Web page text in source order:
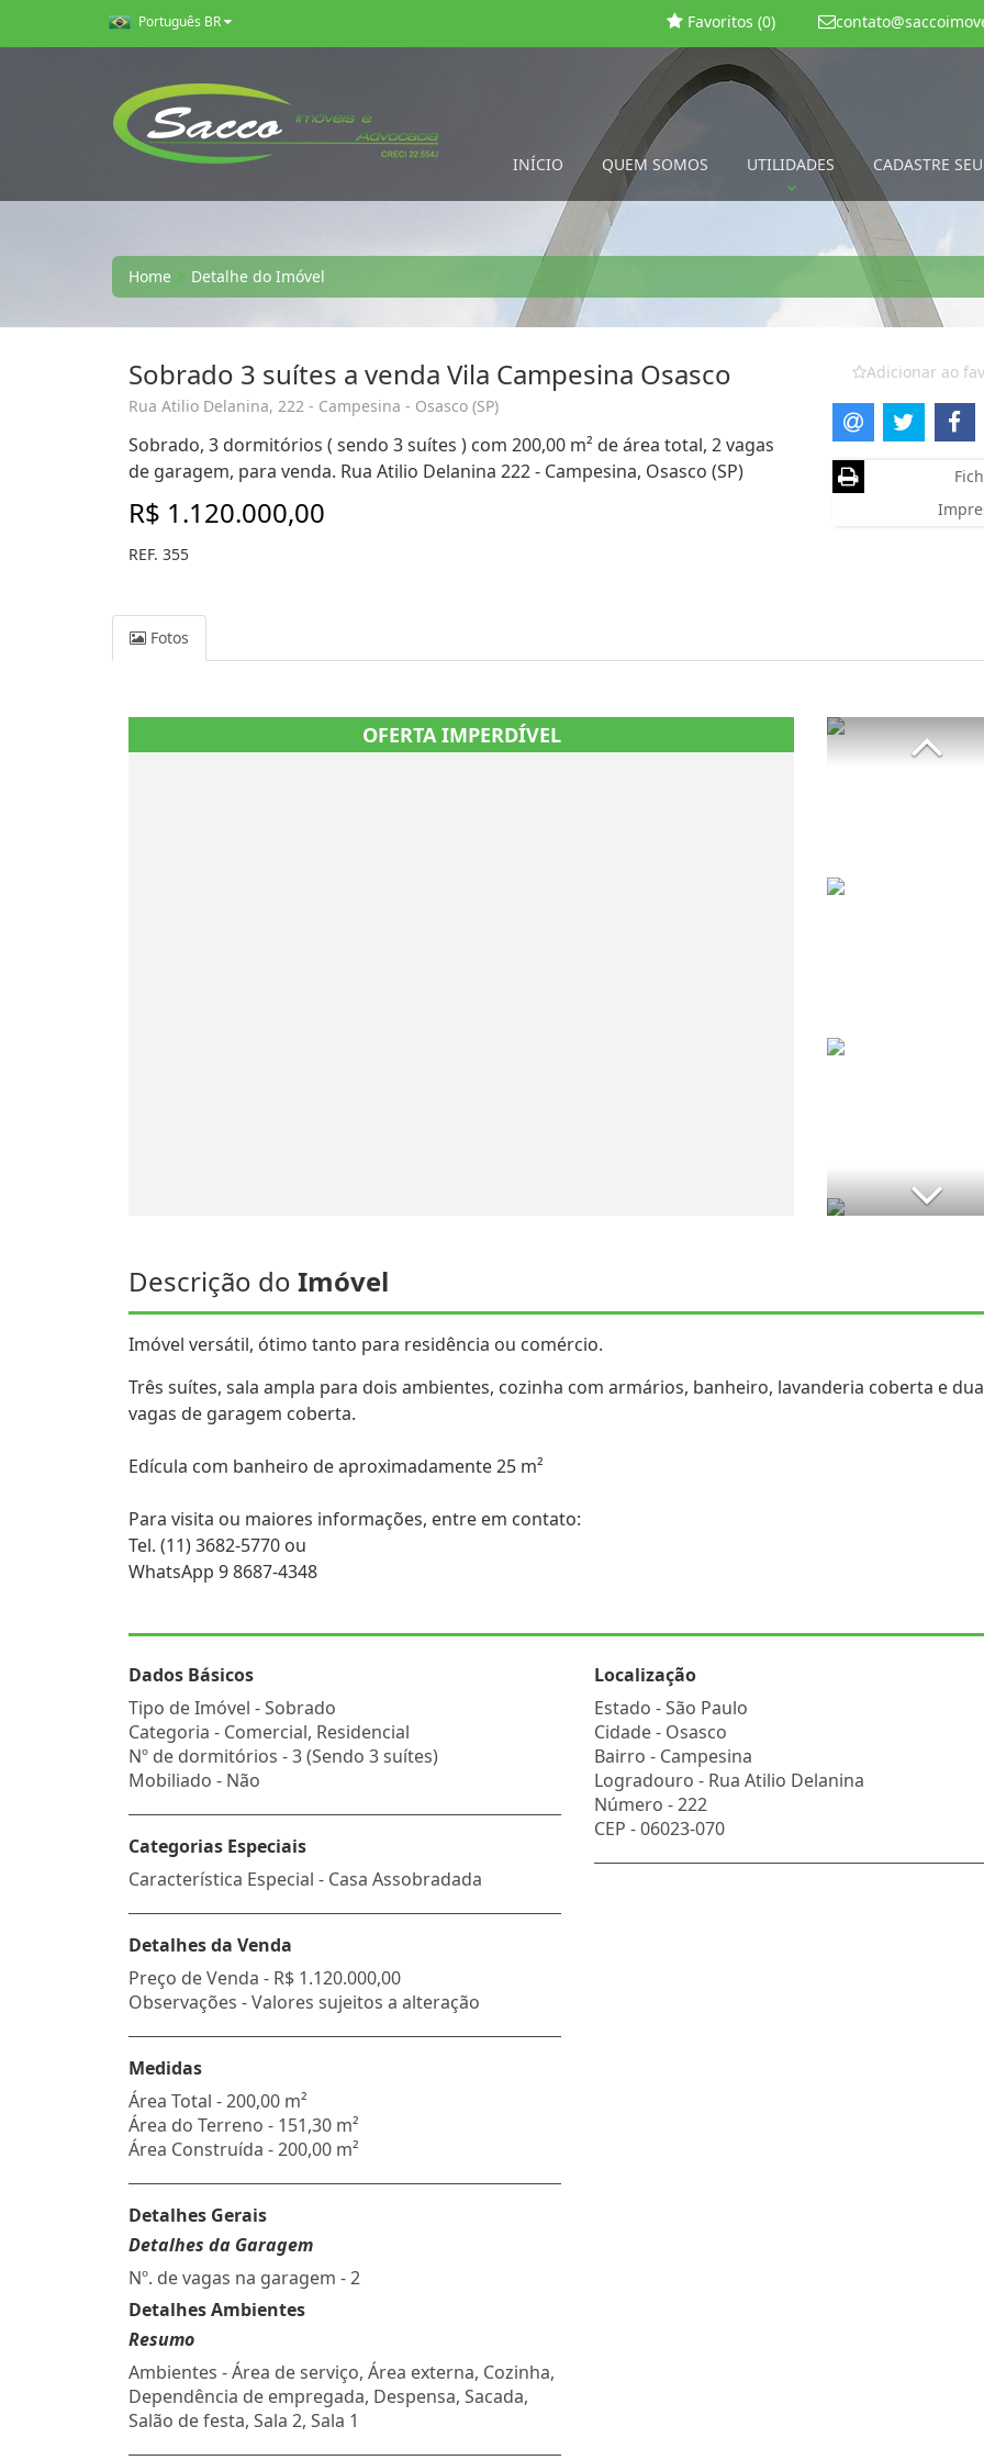
Português BR Favoritos (0)
INÍCIO QUEM SOMOS UTILIDADES CADASTRE
Home Detalhe do Imóvel
Sobrado 3 suítes a venda Vila Campesina Osasco
Rua Atilio Delanina, 222 - Campesina - Osasco (SP)
Sobrado, 3 dormitórios ( sendo 3 suítes ) com 200,00 m² de área total, 2 vagas
de garagem, para venda. Rua Atilio Delanina 222 - Campesina, Osasco (SP)
R$ 1.120.000,00
REF. 355
Adicionar ao
Fotos
Descrição do Imóvel
Imóvel versátil, ótimo tanto para residência ou comércio.
Três suítes, sala ampla para dois ambientes, cozinha com armários, banheiro, lavanderia coberta e
vagas de garagem coberta.
Edícula com banheiro de aproximadamente 25 m²
Para visita ou maiores informações, entre em contato:
Tel. (11) 3682-5770 ou
WhatsApp 9 8687-4348
Dados Básicos
Tipo de Imóvel - Sobrado
Categoria - Comercial, Residencial
Nº de dormitórios - 3 (Sendo 3 suítes)
Mobiliado - Não
Categorias Especiais
Característica Especial - Casa Assobradada
Detalhes da Venda
Preço de Venda - R$ 1.120.000,00
Observações - Valores sujeitos a alteração
Medidas
Área Total - 200,00 m²
Área do Terreno - 151,30 m²
Área Construída - 200,00 m²
Detalhes Gerais
Detalhes da Garagem
Nº. de vagas na garagem - 2
Detalhes Ambientes
Resumo
Ambientes - Área de serviço, Área externa, Cozinha,
Dependência de empregada, Despensa, Sacada,
Salão de festa, Sala 2, Sala 1
Localização
Estado -São Paulo
Cidade - Osasco
Bairro - Campesina
Logradouro - Rua Atilio Delanina
Número -222
CEP -06023-070